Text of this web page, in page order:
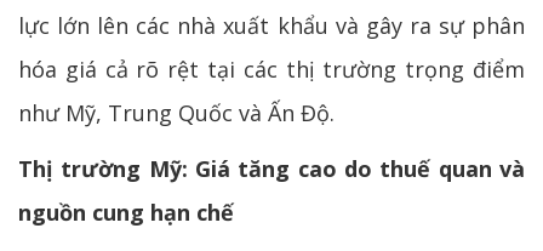
lực lớn lên các nhà xuất khẩu và gây ra sự phân
hóa giá cả rõ rệt tại các thị trường trọng điểm
như Mỹ, Trung Quốc và Ấn Độ.
Thị trường Mỹ: Giá tăng cao do thuế quan và
nguồn cung hạn chế